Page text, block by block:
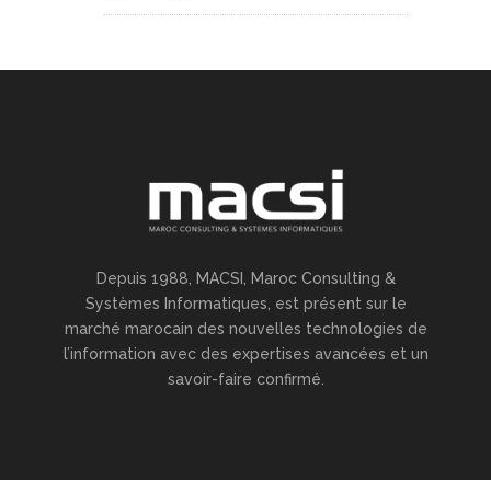
Depuis 1988, MACSI, Maroc Consulting &
Systèmes Informatiques, est présent sur le
marché marocain des nouvelles technologies de
l’information avec des expertises avancées et un
savoir-faire confirmé.